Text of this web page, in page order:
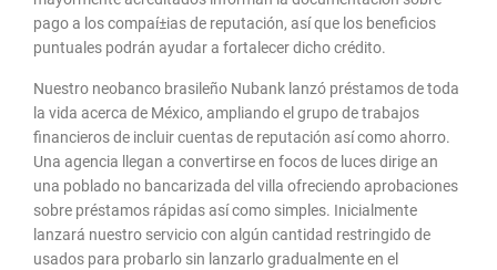
pago a los compaí±ias de reputación, así que los beneficios
puntuales podrán ayudar a fortalecer dicho crédito.
Nuestro neobanco brasileño Nubank lanzó préstamos de toda
la vida acerca de México, ampliando el grupo de trabajos
financieros de incluir cuentas de reputación así­ como ahorro.
Una agencia llegan a convertirse en focos de luces dirige an
una poblado no bancarizada del villa ofreciendo aprobaciones
sobre préstamos rápidas así­ como simples. Inicialmente
lanzará nuestro servicio con algún cantidad restringido de
usados para probarlo sin lanzarlo gradualmente en el